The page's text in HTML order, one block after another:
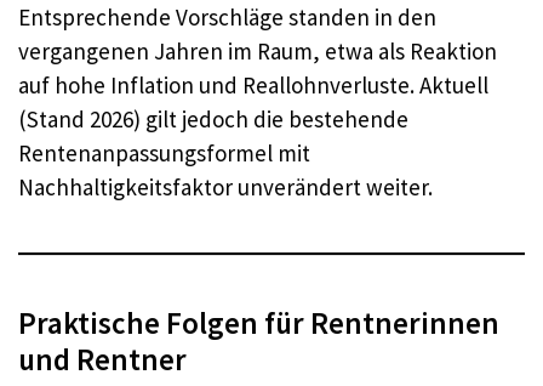
Entsprechende Vorschläge standen in den
vergangenen Jahren im Raum, etwa als Reaktion
auf hohe Inflation und Reallohnverluste. Aktuell
(Stand 2026) gilt jedoch die bestehende
Rentenanpassungsformel mit
Nachhaltigkeitsfaktor unverändert weiter.
Praktische Folgen für Rentnerinnen
und Rentner